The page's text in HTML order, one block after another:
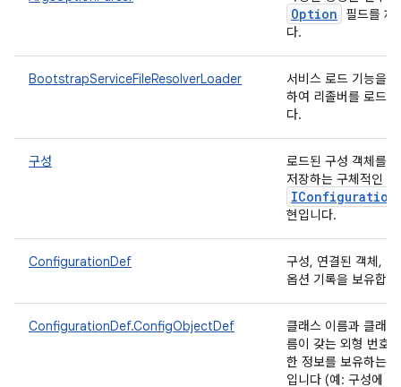
Option
필드를 채
다.
BootstrapServiceFileResolverLoader
서비스 로드 기능을
하여 리졸버를 로드합
다.
구성
로드된 구성 객체를
저장하는 구체적인
IConfiguration
현입니다.
ConfigurationDef
구성, 연결된 객체, 객
옵션 기록을 보유합
ConfigurationDef.ConfigObjectDef
클래스 이름과 클래
름이 갖는 외형 번호
한 정보를 보유하는
입니다 (예: 구성에